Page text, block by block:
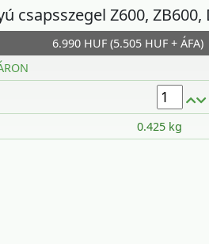
csapsszegel Z600, ZB600,
6.990 HUF (5.505 HUF + ÁFA)
Kosárba
0.425 kg